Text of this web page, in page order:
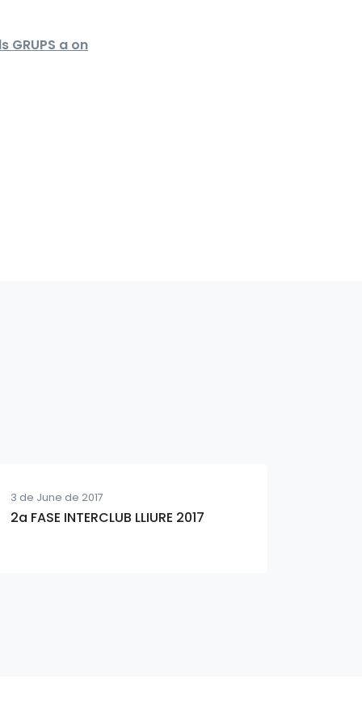
GRUPS a on
3 de June de 2017
2a FASE INTERCLUB LLIURE 2017